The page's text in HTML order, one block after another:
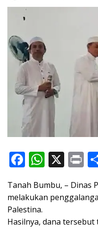
F
ac
e
b
o
W
h
at
s
A
X
in
t
Tanah Bumbu, – Dinas
melakukan
Palestina.
Hasilnya, dana